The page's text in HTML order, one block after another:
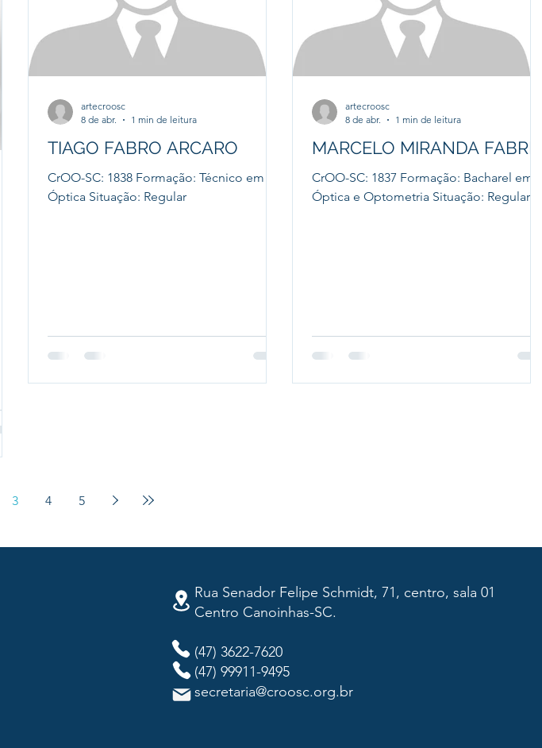
TIAGO FABRO ARCARO
CrOO-SC: 1838 Formação: Técnico em
Óptica Situação: Regular
artecroosc
8 de abr.
1 min de leitura
MARCELO MIRANDA
CrOO-SC: 1837 Formação: Bacharel em
Óptica e Optometria Situação: Regular
artecroosc
8 de abr.
1 min de leitura
3 4 5
Rua Senador Felipe Schmidt, 71, centro, sala 01
Centro Canoinhas-SC.
(47) 3622-7620
(47) 99911-9495
secretaria@croosc.org.br